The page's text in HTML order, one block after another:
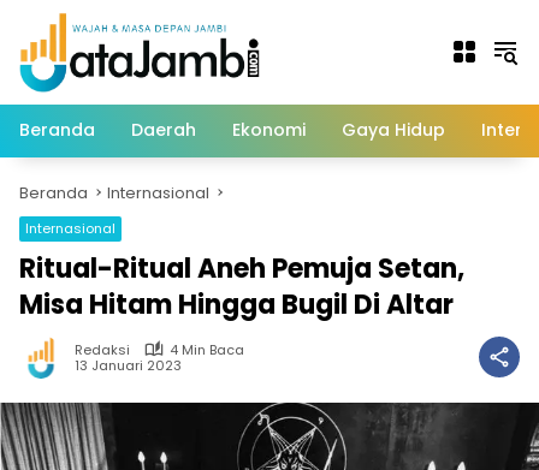
Langsung
konten
Beranda Daerah Ekonomi Gaya Hidup
Beranda Internasional
Internasional
Ritual-Ritual Aneh Pemuja Setan,
Misa Hitam Hingga Bugil Di Altar
Redaksi
4 Min Baca
13 Januari 2023